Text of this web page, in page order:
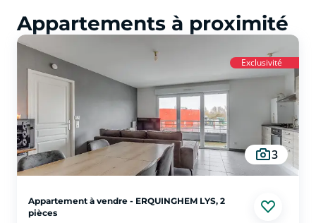
Appartements à proximité
Exclusivité
3
Appartement à vendre - ERQUINGHEM LYS, 2
pièces